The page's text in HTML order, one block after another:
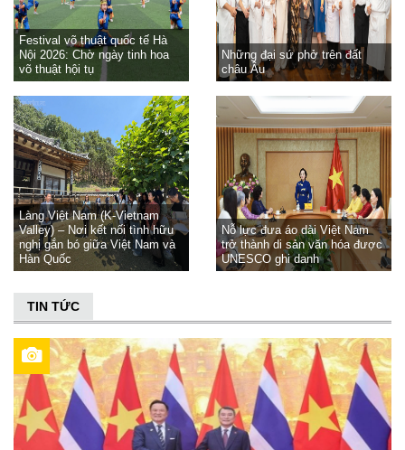
Festival võ thuật quốc tế Hà
Nội 2026: Chờ ngày tinh hoa
võ thuật hội tụ
Những đại sứ phở trên đất
châu Âu
Làng Việt Nam (K-Vietnam
Valley) – Nơi kết nối tình hữu
nghị gắn bó giữa Việt Nam và
Hàn Quốc
Nỗ lực đưa áo dài Việt Nam
trở thành di sản văn hóa được
UNESCO ghi danh
TIN TỨC